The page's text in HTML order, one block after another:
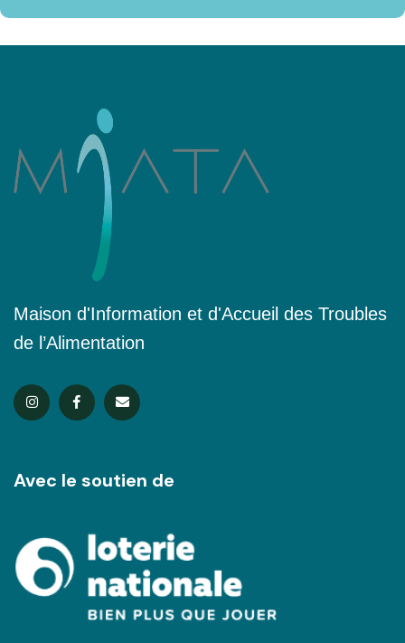
Maison d'Information et d'Accueil des Troubles
de l’Alimentation
Avec le soutien de